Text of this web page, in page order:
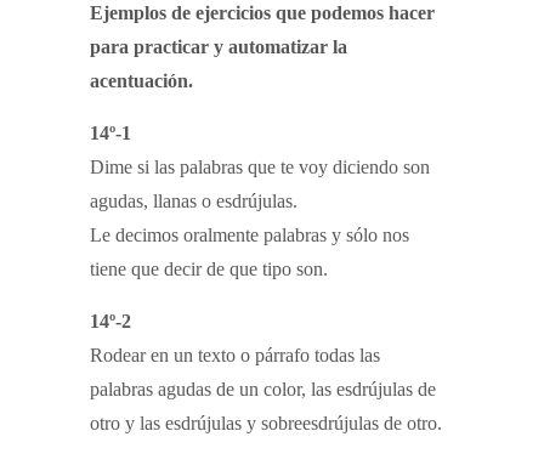
Ejemplos de ejercicios que podemos hacer
para practicar y automatizar la
acentuación.
14º-1
Dime si las palabras que te voy diciendo son
agudas, llanas o esdrújulas.
Le decimos oralmente palabras y sólo nos
tiene que decir de que tipo son.
14º-2
Rodear en un texto o párrafo todas las
palabras agudas de un color, las esdrújulas de
otro y las esdrújulas y sobreesdrújulas de otro.